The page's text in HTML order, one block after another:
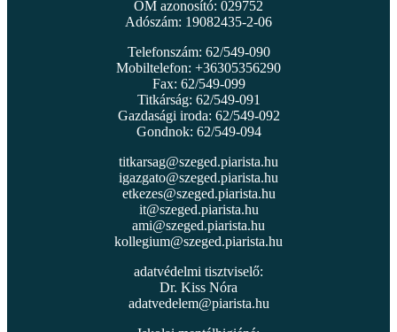
OM azonosító: 029752
Adószám: 19082435-2-06
Telefonszám: 62/549-090
Mobiltelefon: +36305356290
Fax: 62/549-099
Titkárság: 62/549-091
Gazdasági iroda: 62/549-092
Gondnok: 62/549-094
titkarsag@szeged.piarista.hu
igazgato@szeged.piarista.hu
etkezes@szeged.piarista.hu
it@szeged.piarista.hu
ami@szeged.piarista.hu
kollegium@szeged.piarista.hu
adatvédelmi tisztviselő:
Dr. Kiss Nóra
adatvedelem@piarista.hu